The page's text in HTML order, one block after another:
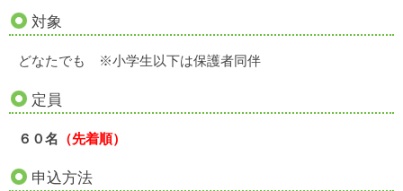
対象
どなたでも ※小学生以下は保護者同伴
定員
６０名 （先着順）
申込方法